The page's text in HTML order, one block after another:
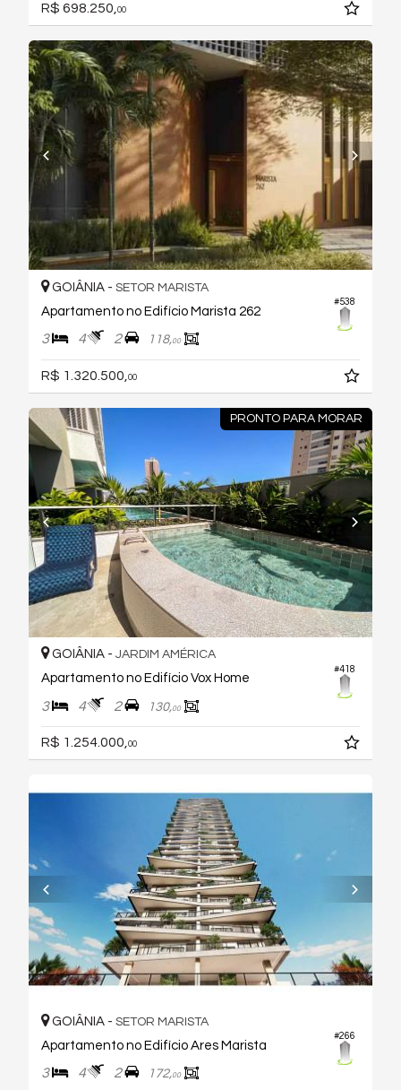
R$ 698.250,00
#538
GOIÂNIA - SETOR MARISTA
Apartamento no Edifício Marista 262
3 4 2 118,00
R$ 1.320.500, 00
PRONTO PARA MORAR
#418
GOIÂNIA - JARDIM AMÉRICA
Apartamento no Edifício Vox Home
3 4 2 130,00
R$ 1.254.000,00
#266
GOIÂNIA - SETOR MARISTA
Apartamento no Edifício Ares Marista
3 4 2 172,00